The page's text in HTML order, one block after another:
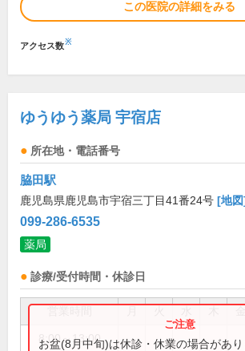
この医院の詳細をみる
アクセス数※
ゆうゆう薬局 宇宿店
所在地・電話番号
脇田駅
鹿児島県鹿児島市宇宿三丁目41番24号 [地
099-286-6535
薬局
診療/受付時間・休診日
8:00～13:00
お盆(8月中旬)は休診・休業の場合があ